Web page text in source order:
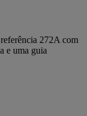
272A com
e uma guia